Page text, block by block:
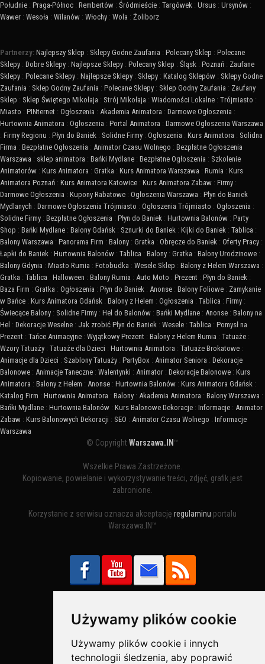
Używamy plików cookie
Używamy plików cookie i innych
technologii śledzenia, aby poprawić
Południe : Praga-Północ : Rembertów : Śródmieście : Targówek : Ursus : Ursynów :
Wawer : Wesoła : Wilanów : Włochy : Wola : Żoliborz
Partnerzy: Najlepszy Sklep : Sklepy Godne Zaufania : Polecany Sklep : Polecane
Sklepy : Dobre Sklepy : Najlepsze Sklepy : Polecany Sklep : Śląsk : Poznań : Zaufane
Sklepy : Polecane Sklepy : Najlepsze Sklepy : Sklepy : Katalog Sklepów : Sklepy Godne
Zaufania : Sklep Godny Zaufania : Polecane Sklepy : Sklep Godny Zaufania : Zaufany
Sklep : Sklep Świętego Mikołaja : Strój Mikołaja : Wiadomości Lokalne : Trójmiasto :
Miasto : PINternet : Ogłoszenia : Akademia Animatora : Darmowe Ogłoszenia :
Hurtownia Animatora : Ogłoszenia : Portal Animatora : Darmowe Ogłoszenia Warszawa
: Firmy Regionu : Płyn do Baniek : Solidne Firmy : Ogłoszenia : Kurs Animatora : Solidna
Firma : Bezpłatne Ogłoszenia : Animator Czasu Wolnego : Bezpłatne Ogłoszenia
Warszawa : sklep animatora : Bańki Mydlane : Bezpłatne Ogłoszenia : Szkolenie
Animatorów : Kurs Animatora : Gratka : Kurs Animatora Warszawa : Rumia : Kurs
Animatora Poznań : Kurs Animatora Katowice : Kurs Animatora Zabaw : Firmy :
Darmowe Ogłoszenia : Kupony Rabatowe : Ogłoszenia Warszawa : Płyn do Baniek
Mydlanych : Darmowe Ogłoszenia Trójmiasto : Ogłoszenia Trójmiasto : Ogłoszenia :
Solidne Firmy : Bezpłatne Ogłoszenia : Płyn do Baniek : Hurtownia Balonów : Party
Shop : Bańki Mydlane : Balony Gdańsk : Sznurki do Baniek : Kijki do Baniek : Tablica :
Balony Warszawa : Panorama Firm : Balony : Gratka : Obręcze do Baniek : Oferty Pracy :
Łapki do Baniek : Hurtownia Balonów : Tablica : Balony : Gratka : Balony Urodzinowe :
Balony Gdynia : Miasto Rumia : Fotobudka : Wesele Sklep : Balony z Helem Warszawa :
Gratka : Tablica : Halloween : Balony Rumia : Auto Moto : Prezent : Płyn do Baniek :
Baza Firm : Gratka : Ogłoszenia : Płyn do Baniek : Anonse : Balony Foliowe : Zamykanie
w Bańce : Kurs Animatora Gdańsk : Balony z Helem : Ogłoszenia : Tablica : Firmy :
Świecące Balony : Solidne Firmy : Hel do Balonów : Bańki Mydlane : Anonse : Balony na
Hel : Dekoracje Weselne : Jak zrobić Płyn do Baniek : Wesele : Tablica : Pomysł na
Prezent : Tańce Animacyjne : Wyjątkowy Prezent : Balony z Helem Rumia : Tatuaże :
Wzory Tatuaży : Tatuaże dla Dzieci : Hurtownia Animatora : Tatuaże Brokatowe :
Animacje dla Dzieci : Szablony Tatuaży : PartyBox : Animator Seniora : Dekoracje
Balonowe : Animacje Taneczne : Walentynki : Animator : Dekoracje Balonowe : Kurs
Animatora : Balony z Helem : Anonse : Hurtownia Balonów : Kurs Animatora Gdańsk :
Katalog Firm : Hurtownia Animatora : Balony : Akademia Animatora : Balony Warszawa :
Bańki Mydlane : Hurtownia Balonów : Kurs Balonowe Dekoracje : Informacje : Animator
Zabaw : Kurs Balonowych Dekoracji : SEO : Animator Czasu Wolnego : Informacje
Warszawa
© CopyrightWarszawa.IN ™
Wszelkie Prawa Zastrzeżone.
Kopiowanie, powielanie i wykorzystywanie treści, zdjęć, grafik jest
zabronione.
Korzystanie z serwisu oznacza akceptację regulaminu portalu
Warszawa.IN™
Bezpieczne Płatności obsługuje: